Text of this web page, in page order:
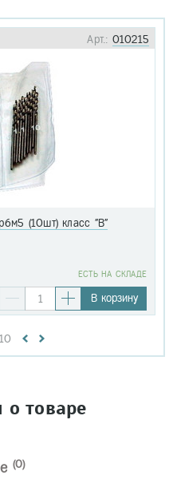
Арт.: 010215
(10шт) класс "В"
EСТЬ НА СКЛАДЕ
В корзину
10
товаре
(0)